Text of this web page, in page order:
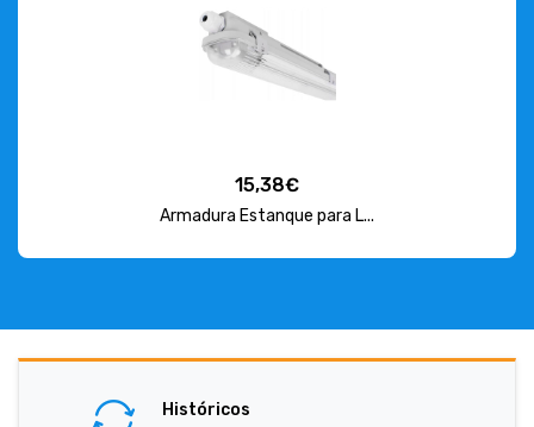
15,38€
Armadura Estanque para L...
Históricos